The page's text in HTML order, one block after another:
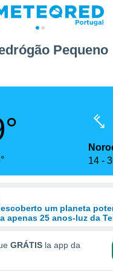
Pequeno
14
um planeta
apenas 25 anos-luz da
GRÁTIS la app da